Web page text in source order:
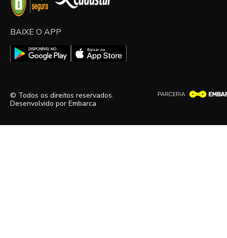
BAIXE O APP
© Todos os direitos reservados.
Desenvolvido por Embarca